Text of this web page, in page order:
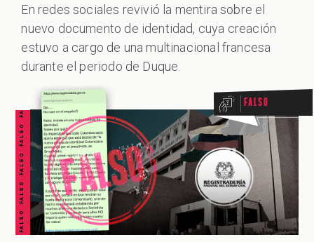
En redes sociales revivió la mentira sobre el
nuevo documento de identidad, cuya creación
estuvo a cargo de una multinacional francesa
durante el periodo de Duque.
FALSO FALSO FALSO FALSO FALSO FALSO FALSO Falso